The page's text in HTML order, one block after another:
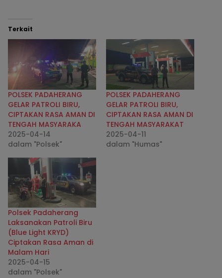
Terkait
POLSEK PADAHERANG
GELAR PATROLI BIRU,
CIPTAKAN RASA AMAN DI
TENGAH MASYARAKA
2025-04-14
dalam "Polsek"
POLSEK PADAHERANG
GELAR PATROLI BIRU,
CIPTAKAN RASA AMAN DI
TENGAH MASYARAKAT
2025-04-11
dalam "Humas"
Polsek Padaherang
Laksanakan Patroli Biru
(Blue Light KRYD)
Ciptakan Rasa Aman di
Malam Hari
2025-04-15
dalam "Polsek"